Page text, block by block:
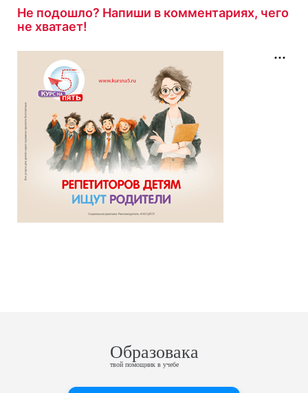
Не подошло? Напиши в комментариях, чего
не хватает!
Образовака
твой помощник в учебе